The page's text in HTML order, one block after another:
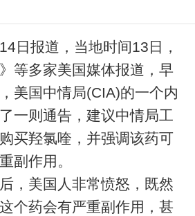
日报道，当地时间13日，
等多家美国媒体报道，早
美国中情局(CIA)的一个内
一则通告，建议中情局工
买羟氯喹，并强调该药可
副作用。
，美国人非常愤怒，既然
个药会有严重副作用，甚